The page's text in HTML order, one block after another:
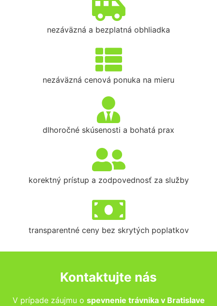
nezáväzná a bezplatná obhliadka
nezáväzná cenová ponuka na mieru
dlhoročné skúsenosti a bohatá prax
korektný prístup a zodpovednosť za služby
transparentné ceny bez skrytých poplatkov
Kontaktujte nás
V prípade záujmu o spevnenie trávnika v Bratislave